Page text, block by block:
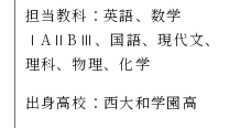
担当教科：英語、数学
ⅠAⅡBⅢ、国語、現代文、
理科、物理、化学
出身高校：西大和学園高